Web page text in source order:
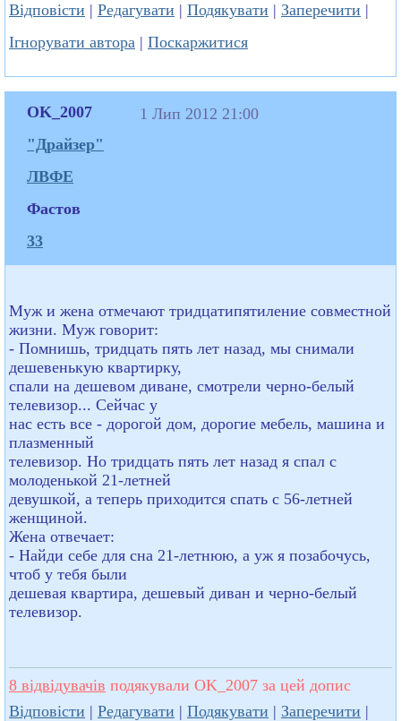
Відповісти | Редагувати | Подякувати | Заперечити |
Ігнорувати автора | Поскаржитися
OK_2007
"Драйзер"
ЛВФЕ
Фастов
33
1 Лип 2012 21:00
Муж и жена отмечают тридцатипятиление совместной
жизни. Муж говорит:
- Помнишь, тридцать пять лет назад, мы снимали
дешевенькую квартирку,
спали на дешевом диване, смотрели черно-белый
телевизор... Сейчас у
нас есть все - дорогой дом, дорогие мебель, машина и
плазменный
телевизор. Но тридцать пять лет назад я спал с
молоденькой 21-летней
девушкой, а теперь приходится спать с 56-летней
женщиной.
Жена отвечает:
- Найди себе для сна 21-летнюю, а уж я позабочусь,
чтоб у тебя были
дешевая квартира, дешевый диван и черно-белый
телевизор.
8 відвідувачів подякували OK_2007 за цей допис
Відповісти | Редагувати | Подякувати | Заперечити |